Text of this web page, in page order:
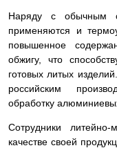
Наряду с обычным
применяются и
повышенное
обжигу, что
готовых литых
российским
обработку
Сотрудники
качестве своей